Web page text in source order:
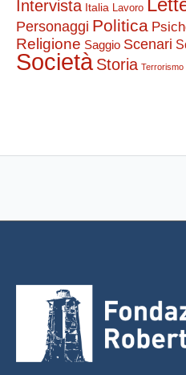
Intervista Italia Lavoro
Personaggi Politica
Religione Saggio Scenari
Società Storia Terrorismo